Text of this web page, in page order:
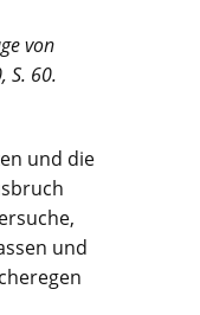
von
S. 60.
und die
und